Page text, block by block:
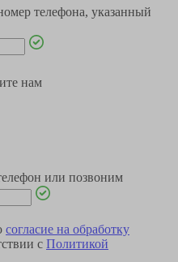
телефона, указанный
нам
или позвоним
согласие на обработку
с Политикой